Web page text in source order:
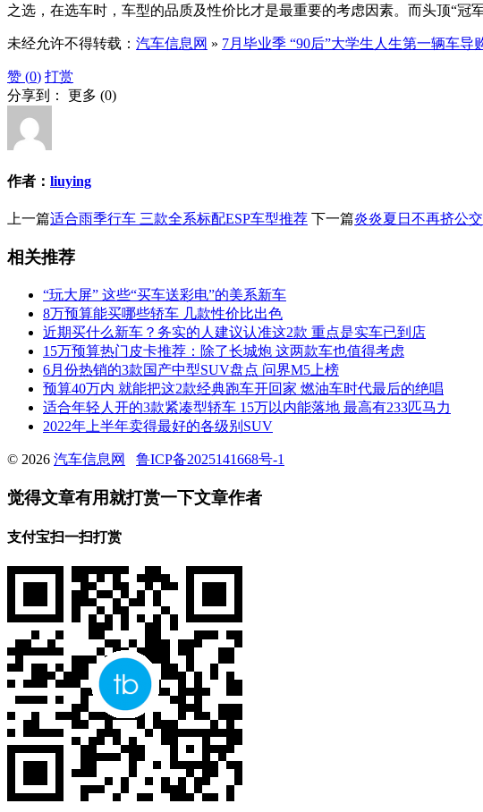
之选，在选车时，车型的品质及性价比才是最重要的考虑因素。而头顶“冠
未经允许不得转载： 汽车信息网 » 7月毕业季 “90后”大学生人生第一辆车导
赞 (0) 打赏
分享到： 更多 (0)
作者： liuying
上一篇适合雨季行车 三款全系标配ESP车型推荐 下一篇炎炎夏日不再挤公
相关推荐
“玩大屏” 这些“买车送彩电”的美系新车
8万预算能买哪些轿车 几款性价比出色
近期买什么新车？务实的人建议认准这2款 重点是实车已到店
15万预算热门皮卡推荐：除了长城炮 这两款车也值得考虑
6月份热销的3款国产中型SUV盘点 问界M5上榜
预算40万内 就能把这2款经典跑车开回家 燃油车时代最后的绝唱
适合年轻人开的3款紧凑型轿车 15万以内能落地 最高有233匹马力
2022年上半年卖得最好的各级别SUV
© 2026 汽车信息网 鲁ICP备2025141668号-1
觉得文章有用就打赏一下文章作者
支付宝扫一扫打赏